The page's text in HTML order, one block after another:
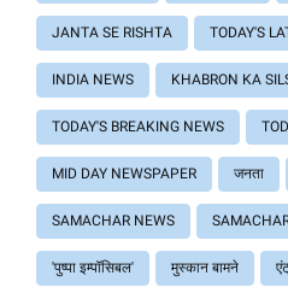
JANTA SE RISHTA TODAY'S
INDIA NEWS KHABRON KA
TODAY'S BREAKING NEWS
MID DAY NEWSPAPER जनता
SAMACHAR NEWS
'पुष्पा इम्पॉसिबल' मुस्कान बामने